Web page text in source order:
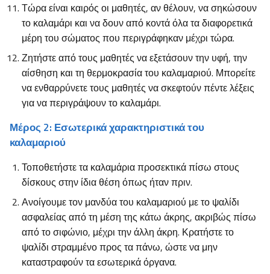
Τώρα είναι καιρός οι μαθητές, αν θέλουν, να σηκώσουν
το καλαμάρι και να δουν από κοντά όλα τα διαφορετικά
μέρη του σώματος που περιγράφηκαν μέχρι τώρα.
Ζητήστε από τους μαθητές να εξετάσουν την υφή, την
αίσθηση και τη θερμοκρασία του καλαμαριού. Μπορείτε
να ενθαρρύνετε τους μαθητές να σκεφτούν πέντε λέξεις
για να περιγράψουν το καλαμάρι.
Μέρος 2: Εσωτερικά χαρακτηριστικά του
καλαμαριού
Τοποθετήστε τα καλαμάρια προσεκτικά πίσω στους
δίσκους στην ίδια θέση όπως ήταν πριν.
Ανοίγουμε τον μανδύα του καλαμαριού με το ψαλίδι
ασφαλείας από τη μέση της κάτω άκρης, ακριβώς πίσω
από το σιφώνιο, μέχρι την άλλη άκρη. Κρατήστε το
ψαλίδι στραμμένο προς τα πάνω, ώστε να μην
καταστραφούν τα εσωτερικά όργανα.